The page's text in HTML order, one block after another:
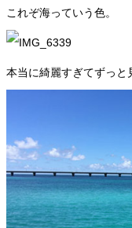
これぞ海っていう色。
本当に綺麗すぎてずっと